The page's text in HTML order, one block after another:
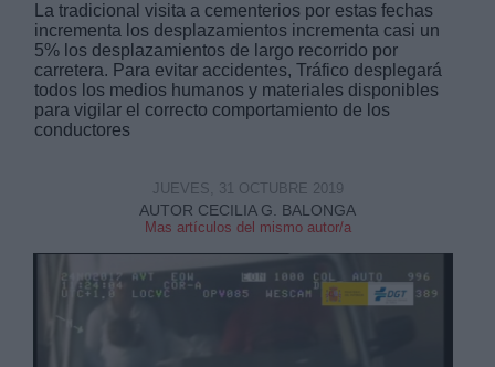
La tradicional visita a cementerios por estas fechas
incrementa los desplazamientos incrementa casi un
5% los desplazamientos de largo recorrido por
carretera. Para evitar accidentes, Tráfico desplegará
todos los medios humanos y materiales disponibles
para vigilar el correcto comportamiento de los
conductores
AUTOR CECILIA G. BALONGA
Mas artículos del mismo autor/a
JUEVES, 31 OCTUBRE 2019
Destinatarios:
link
Información adicional